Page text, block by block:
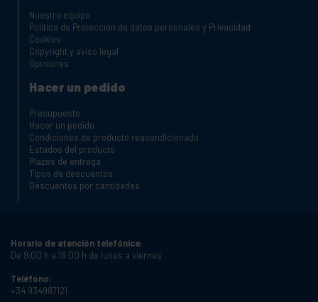
Nuestro equipo
Política de Protección de datos personales y Privacidad
Cookies
Copyright y aviso legal
Opiniones
Hacer un pedido
Presupuesto
Hacer un pedido
Condiciones de producto reacondicionado
Estados del producto
Plazos de entrega
Tipos de descuentos
Descuentos por cantidades
Horario de atención telefónica:
De 9:00 h a 18:00 h de lunes a viernes
Teléfono:
+34 934987121